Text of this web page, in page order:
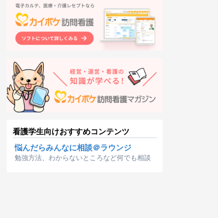
看護学生向けおすすめコンテンツ
悩んだらみんなに相談＠ラウンジ
勉強方法、わからないところなど何でも相談